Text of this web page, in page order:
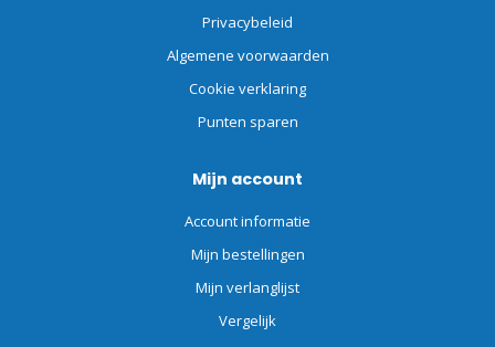
Privacybeleid
Algemene voorwaarden
Cookie verklaring
Punten sparen
Mijn account
Account informatie
Mijn bestellingen
Mijn verlanglijst
Vergelijk